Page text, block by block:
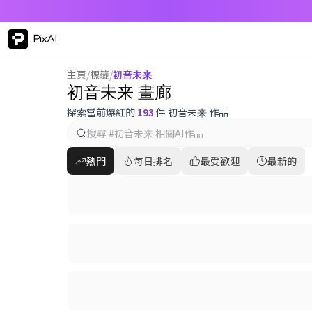
PixAI
主頁/標籤/初音未来
初音未来 畫廊
探索當前爆紅的 193 件 初音未来 作品
熱門 每日排名 最受歡迎 最新的